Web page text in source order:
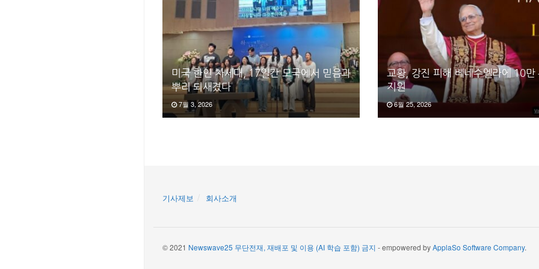
미국 한인 차세대, 17일간 모국에서 믿음과
뿌리 되새겼다
7월 3, 2026
교황, 강진 피해 베네수엘라에 10만
지원
6월 25, 2026
기사제보 회사소개
© 2021 Newswave25 무단전재, 재배포 및 이용 (AI 학습 포함) 금지 - empowered byApplaSo Software Company.